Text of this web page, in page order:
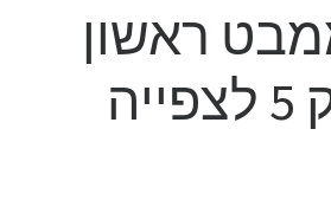
ראשון
2026 פרק 5 לצפייה